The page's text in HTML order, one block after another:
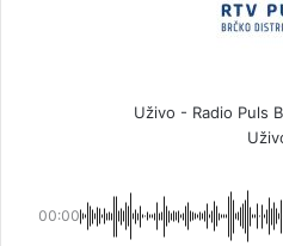
Uživo - Radio Puls
00:00